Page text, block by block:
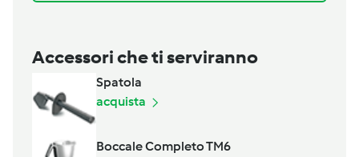
Accessori che ti serviranno
Spatola
acquista
Boccale Completo TM6